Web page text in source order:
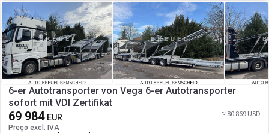
6-er Autotransporter von Vega 6-er Autotransporter
sofort mit VDI Zertifikat
69 984 EUR
Preço excl. IVA
≈ 80 869 USD